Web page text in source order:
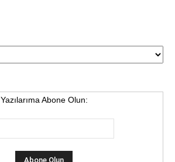
Yazılarıma Abone Olun: